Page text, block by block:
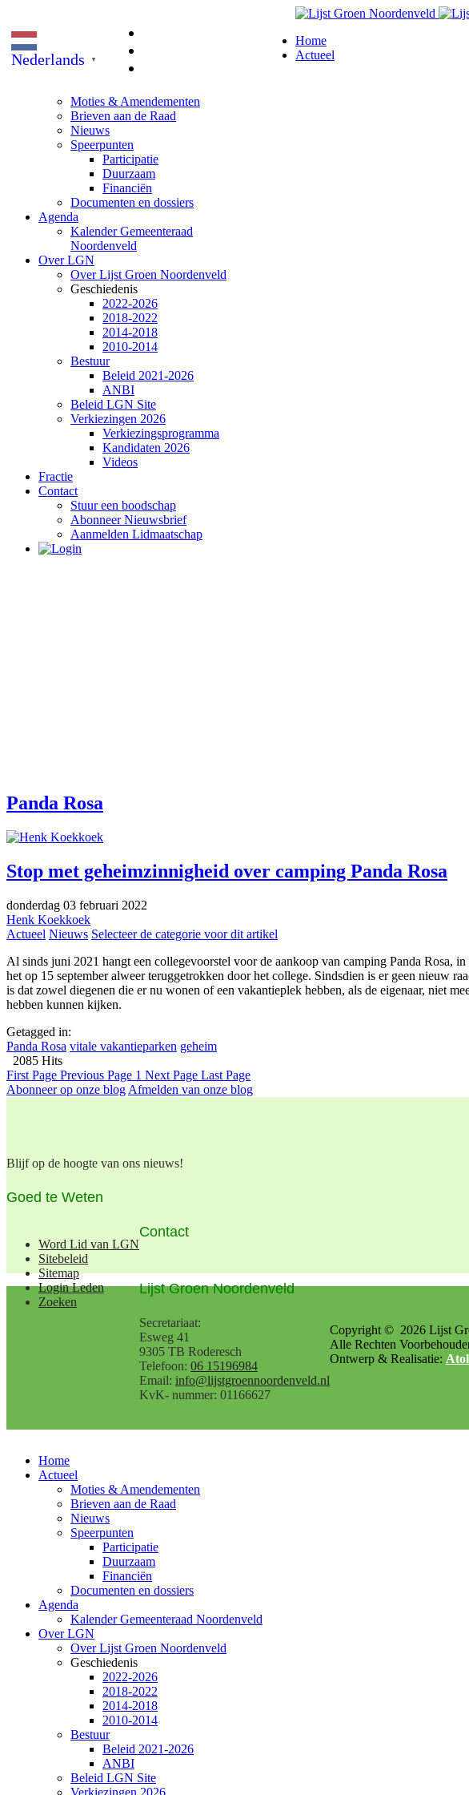
Nederlands ▼
Home
Actueel
Moties & Amendementen
Brieven aan de Raad
Nieuws
Speerpunten
Participatie
Duurzaam
Financiën
Documenten en dossiers
Agenda
Kalender Gemeenteraad
Noordenveld
Over LGN
Over Lijst Groen Noordenveld
Geschiedenis
2022-2026
2018-2022
2014-2018
2010-2014
Bestuur
Beleid 2021-2026
ANBI
Beleid LGN Site
Verkiezingen 2026
Verkiezingsprogramma
Kandidaten 2026
Videos
Fractie
Contact
Stuur een boodschap
Abonneer Nieuwsbrief
Aanmelden Lidmaatschap
Panda Rosa
Stop met geheimzinnigheid over camping Panda Rosa
donderdag 03 februari 2022
Henk Koekkoek
Actueel Nieuws Selecteer de categorie voor dit artikel
Al sinds juni 2021 hangt een collegevoorstel voor de aankoop van camping Panda Rosa,
het op 15 september alweer teruggetrokken door het college. Sindsdien is er geen nieuw
is dat zowel diegenen die er nu wonen of een vakantieplek hebben, als de eigenaar, niet
hebben kunnen kijken.
Getagged in:
Panda Rosa vitale vakantieparken geheim
2085 Hits
First Page Previous Page 1 Next Page Last Page
Abonneer op onze blog Afmelden van onze blog
Blijf op de hoogte van ons nieuws!
Goed te Weten
Word Lid van LGN
Sitebeleid
Sitemap
Login Leden
Zoeken
Contact
Lijst Groen Noordenveld
Secretariaat:
Esweg 41
9305 TB Roderesch
Telefoon: 06 15196984
Email: info@lijstgroennoordenveld.nl
KvK- nummer: 01166627
Copyright © 2026 Lijst
Alle Rechten
Ontwerp & Realisatie:
Home
Actueel
Moties & Amendementen
Brieven aan de Raad
Nieuws
Speerpunten
Participatie
Duurzaam
Financiën
Documenten en dossiers
Agenda
Kalender Gemeenteraad Noordenveld
Over LGN
Over Lijst Groen Noordenveld
Geschiedenis
2022-2026
2018-2022
2014-2018
2010-2014
Bestuur
Beleid 2021-2026
ANBI
Beleid LGN Site
Verkiezingen 2026